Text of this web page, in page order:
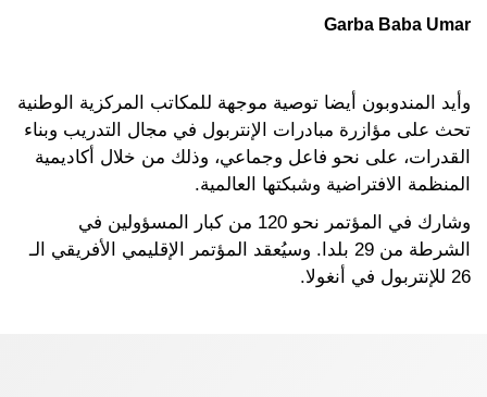
Garba Baba Umar
وأيد المندوبون أيضا توصية موجهة للمكاتب المركزية الوطنية
تحث على مؤازرة مبادرات الإنتربول في مجال التدريب وبناء
القدرات، على نحو فاعل وجماعي، وذلك من خلال أكاديمية
المنظمة الافتراضية وشبكتها العالمية.
وشارك في المؤتمر نحو 120 من كبار المسؤولين في
الشرطة من 29 بلدا. وسيُعقد المؤتمر الإقليمي الأفريقي الـ
26 للإنتربول في أنغولا.